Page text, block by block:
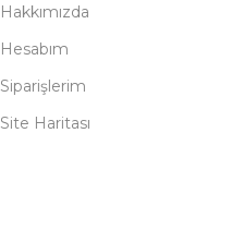
Hakkımızda
Hesabım
Siparişlerim
Site Haritası